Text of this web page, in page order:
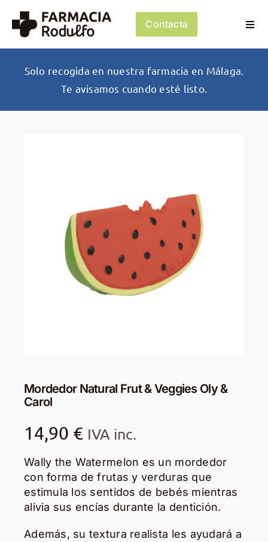
contenido
Psiconeuroinmunología
Tienda
Mi cuenta
Contacta
Solo recogida en nuestra farmacia en Málaga.
Te avisamos cuando esté listo.
Mordedor Natural Frut & Veggies Oly &
Carol
14,90 € IVA inc.
Wally the Watermelon es un mordedor
con forma de frutas y verduras que
estimula los sentidos de bebés mientras
alivia sus encías durante la dentición.
Además, su textura realista les ayudará a